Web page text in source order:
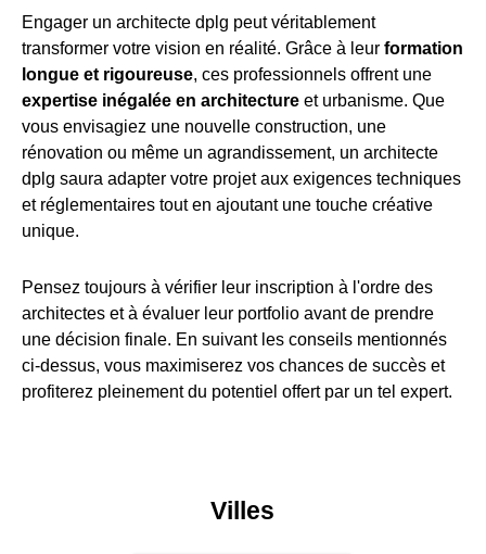
Engager un architecte dplg peut véritablement
transformer votre vision en réalité. Grâce à leur formation
longue et rigoureuse, ces professionnels offrent une
expertise inégalée en architecture et urbanisme. Que
vous envisagiez une nouvelle construction, une
rénovation ou même un agrandissement, un architecte
dplg saura adapter votre projet aux exigences techniques
et réglementaires tout en ajoutant une touche créative
unique.
Pensez toujours à vérifier leur inscription à l'ordre des
architectes et à évaluer leur portfolio avant de prendre
une décision finale. En suivant les conseils mentionnés
ci-dessus, vous maximiserez vos chances de succès et
profiterez pleinement du potentiel offert par un tel expert.
Villes